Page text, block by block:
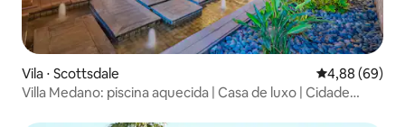
Vila ⋅ Scottsdale 4,88 de uma
4,88 (69)
Villa Medano: piscina aquecida | Casa de luxo | Cidade